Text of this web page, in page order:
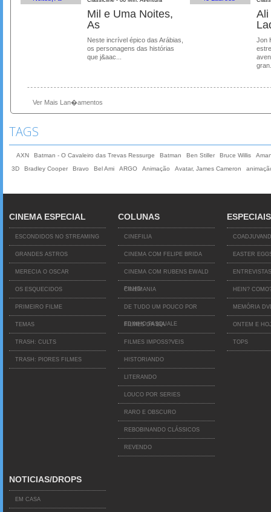
Mil e Uma Noites,
As
Neste incrível épico das Arábias,
os personagens das histórias
que j&aac...
Ali
Jon
Ver Mais Lan�amentos
TAGS
AXN Batman - O Cavaleiro das Trevas Ressurge Batman Ben Stiller Bruce Willis
3D
Bradley Cooper Bravo Bel Ami ARGO Animação Avatar, James Cameron
CINEMA ESPECIAL
ESCONDIDOS NO STREAMING
GRANDES ASTROS
MERECIA O OSCAR
OS ESQUECIDOS
PRIMEIRO FILME
TEMAS
TRASH: CULTS
TRASH: PIORES FILMES
COLUNAS
CINEFILIA
CINEMA COM FELIPE BRIDA
CINEMA COM RUBENS EWALD
FILHO
CINEMANIA
DE TUDO UM POUCO POR
EDINHO PASQUALE
FILMES DA BIA
FILMES IMPOSS?VEIS
HISTORIANDO
LITERANDO
LOUCO POR SERIES
RARO E OBSCURO
REBOBINANDO CLÁSSICOS
REVENDO
ESPECIAIS
EASTER
ENTREVISTAS
HEIN?
MEMÓRIA
ONTEM E
TOPS
NOTICIAS/DROPS
EM CASA